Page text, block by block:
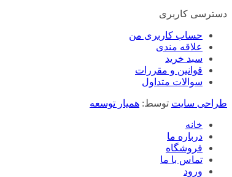
دسترسی کاربری
حساب کاربری من
علاقه مندی
سبد خرید
قوانین و مقررات
سوالات متداول
طراحی سایت توسط: همیار توسعه
خانه
درباره ما
فروشگاه
تماس با ما
ورود